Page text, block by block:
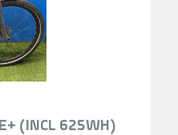
(INCL 625WH)